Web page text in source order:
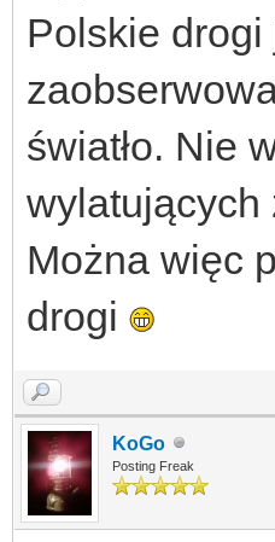
Polskie
światło. Nie
wylatujących
Można więc
drogi
KoGo
Posting Freak